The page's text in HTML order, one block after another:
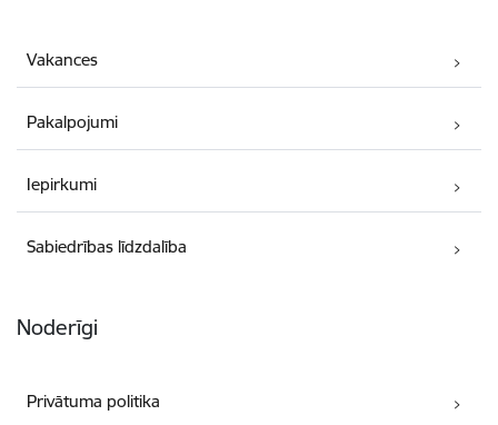
Vakances
Pakalpojumi
Iepirkumi
Sabiedrības līdzdalība
Noderīgi
Privātuma politika